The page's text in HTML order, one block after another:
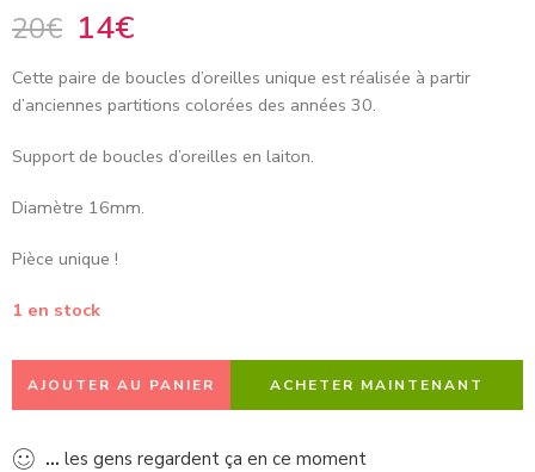
20€ 14€
Cette paire de boucles d’oreilles unique est réalisée à partir
d’anciennes partitions colorées des années 30.
Support de boucles d’oreilles en laiton.
Diamètre 16mm.
Pièce unique !
1 en stock
AJOUTER AU PANIER ACHETER MAINTENANT
... les gens regardent ça en ce moment